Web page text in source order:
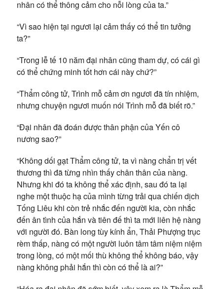
nhân có thể thông cảm cho nỗi lòng của ta.”
“Vì sao hiện tại ngươi lại cảm thấy có thể tin tưởng
ta?”
“Trong lễ tế 10 năm đại nhân cũng tham dự, có cái gì
có thể chứng minh tốt hơn cái này chứ?”
“Thẩm công tử, Trình mỗ cảm ơn ngươi đã tín nhiệm,
nhưng chuyện ngươi muốn nói Trình mỗ đã biết rõ.”
“Đại nhân đã đoán được thân phận của Yến cô
nương sao?”
“Không dối gạt Thẩm công tử, ta vì nàng chẩn trị vết
thương thì đã từng nhìn thấy chân thân của nàng.
Nhưng khi đó ta không thể xác định, sau đó ta lại
nghe một thuộc hạ của mình từng trải qua chiến dịch
Tống Liêu khi còn trẻ nhắc đến người kia, còn nhắc
đến ân tình của hắn và tiên đế thì ta mới liên hệ nàng
với người đó. Bàn long tùy kính ẩn, Thải Phượng trục
rèm thấp, nàng có một người luôn tâm tâm niệm niệm
trong lòng, có một mối thù không thể không báo, vậy
nàng không phải hắn thì còn có thể là ai?”